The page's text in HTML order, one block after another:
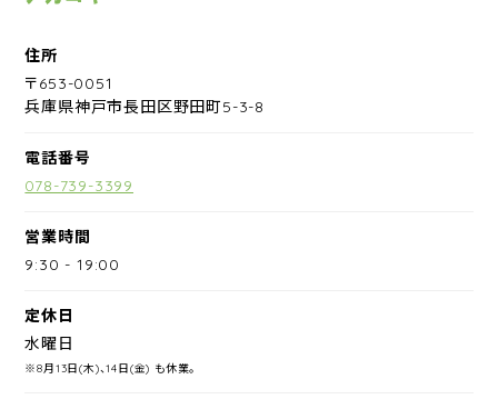
住所
〒653-0051
兵庫県神戸市長田区野田町5-3-8
電話番号
078-739-3399
営業時間
9:30 -19:00
定休日
水曜日
※8月13日(木)、14日(金) も休業。